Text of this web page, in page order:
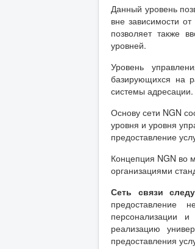
Данный уровень
вне зависимости
позволяет также
уровней.
Уровень
базирующихся на
системы адресации.
Основу сети NGN
уровня и уровня
предоставление
Концепция NGN во
организациями
Сеть связи
предоставление
персонализации
реализацию
предоставления